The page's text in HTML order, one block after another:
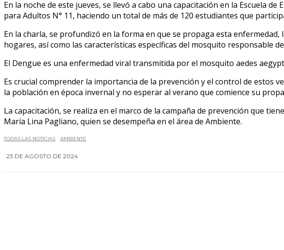
En la noche de este jueves, se llevó a cabo una capacitación en la Escuela
para Adultos N° 11, haciendo un total de más de 120 estudiantes que
En la charla, se profundizó en la forma en que se propaga esta
hogares, así como las características específicas del mosquito responsable
El Dengue es una enfermedad viral transmitida por el mosquito aedes
Es crucial comprender la importancia de la prevención y el control de estos
la población en época invernal y no esperar al verano que comience su
La capacitación, se realiza en el marco de la campaña de prevención que
María Lina Pagliano, quien se desempeña en el área de Ambiente.
TODAS LAS NOTICIAS AMBIENTE
23 DE AGOSTO DE 2024